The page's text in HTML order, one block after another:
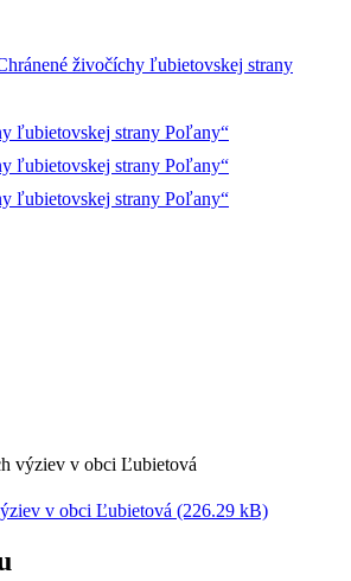
živočíchy ľubietovskej strany
v obci Ľubietová (226.29 kB)